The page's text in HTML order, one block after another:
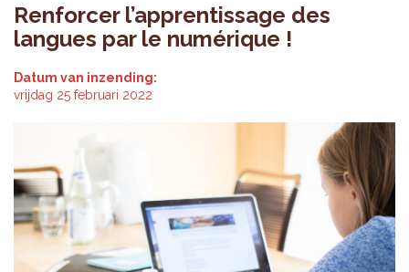
Renforcer l’apprentissage des
langues par le numérique !
Datum van inzending:
vrijdag 25 februari 2022